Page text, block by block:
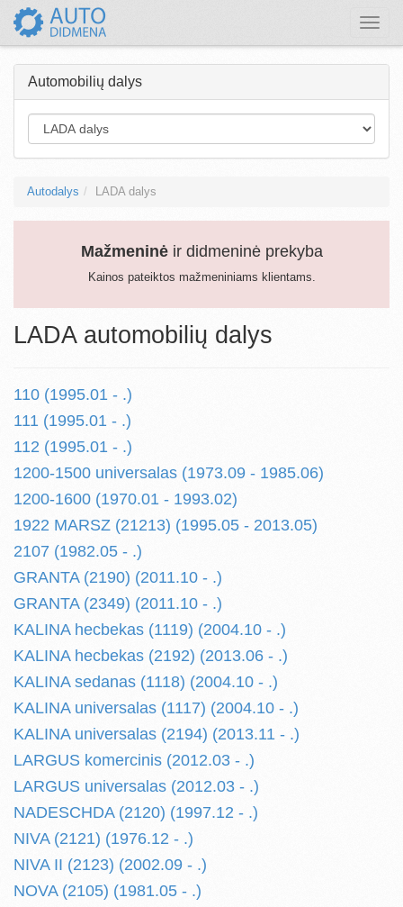
Toggle
Automobilių dalys
Autodalys LADA dalys
Mažmeninėir didmeninė prekyba
Kainos pateiktos mažmeniniams klientams.
LADA automobilių dalys
110 (1995.01 - .)
111 (1995.01 - .)
112 (1995.01 - .)
1200-1500 universalas (1973.09 - 1985.06)
1200-1600 (1970.01 - 1993.02)
1922 MARSZ (21213) (1995.05 - 2013.05)
2107 (1982.05 - .)
GRANTA (2190) (2011.10 - .)
GRANTA (2349) (2011.10 - .)
KALINA hecbekas (1119) (2004.10 - .)
KALINA hecbekas (2192) (2013.06 - .)
KALINA sedanas (1118) (2004.10 - .)
KALINA universalas (1117) (2004.10 - .)
KALINA universalas (2194) (2013.11 - .)
LARGUS komercinis (2012.03 - .)
LARGUS universalas (2012.03 - .)
NADESCHDA (2120) (1997.12 - .)
NIVA (2121) (1976.12 - .)
NIVA II (2123) (2002.09 - .)
NOVA (2105) (1981.05 - .)